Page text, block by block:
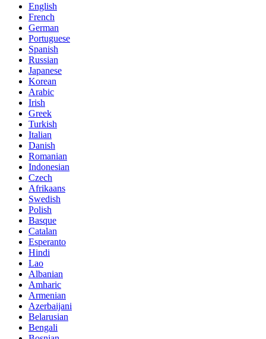
English
French
German
Portuguese
Spanish
Russian
Japanese
Korean
Arabic
Irish
Greek
Turkish
Italian
Danish
Romanian
Indonesian
Czech
Afrikaans
Swedish
Polish
Basque
Catalan
Esperanto
Hindi
Lao
Albanian
Amharic
Armenian
Azerbaijani
Belarusian
Bengali